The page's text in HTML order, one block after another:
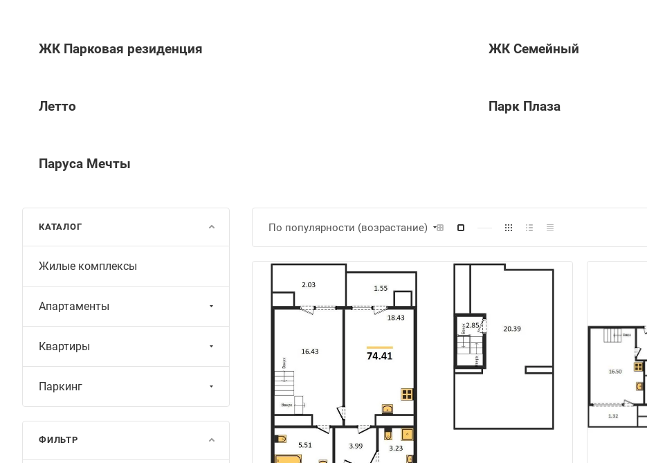
ЖК Парковая резиденция ЖК Семейный
Летто Парк Плаза
Паруса Мечты
По популярности (возрастание)
КАТАЛОГ
Жилые комплексы
Апартаменты
Квартиры
Паркинг
ФИЛЬТР